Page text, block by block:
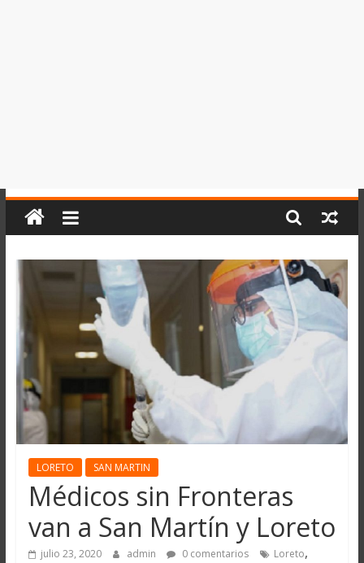
LORETO SAN MARTIN
Médicos sin Fronteras
van a San Martín y Loreto
julio 23, 2020 admin 0 comentarios Loreto,